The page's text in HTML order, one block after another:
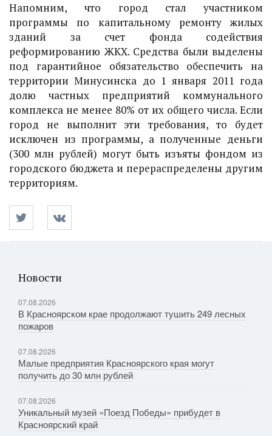
Напомним, что город стал участником
программы по капитальному ремонту жилых
зданий за счет фонда содействия
реформированию ЖКХ. Средства были выделены
под гарантийное обязательство обеспечить на
территории Минусинска до 1 января 2011 года
долю частных предприятий коммунального
комплекса не менее 80% от их общего числа. Если
город не выполнит эти требования, то будет
исключен из программы, а полученные деньги
(300 млн рублей) могут быть изъяты фондом из
городского бюджета и перераспределены другим
территориям.
Новости
07.08.2026
В Красноярском крае продолжают тушить 249 лесных
пожаров
07.08.2026
Малые предприятия Красноярского края могут
получить до 30 млн рублей
07.08.2026
Уникальный музей «Поезд Победы» прибудет в
Красноярский край